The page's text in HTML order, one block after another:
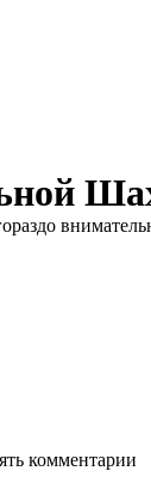
комментарии